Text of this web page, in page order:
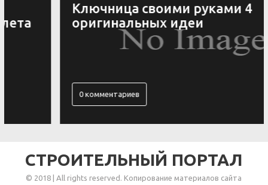
Ключница своими руками 4
оригинальных идеи
СТРОИТЕЛЬНЫЙ ПОРТАЛ
© 2018 | All rights reserved. Копирование материалов сайта